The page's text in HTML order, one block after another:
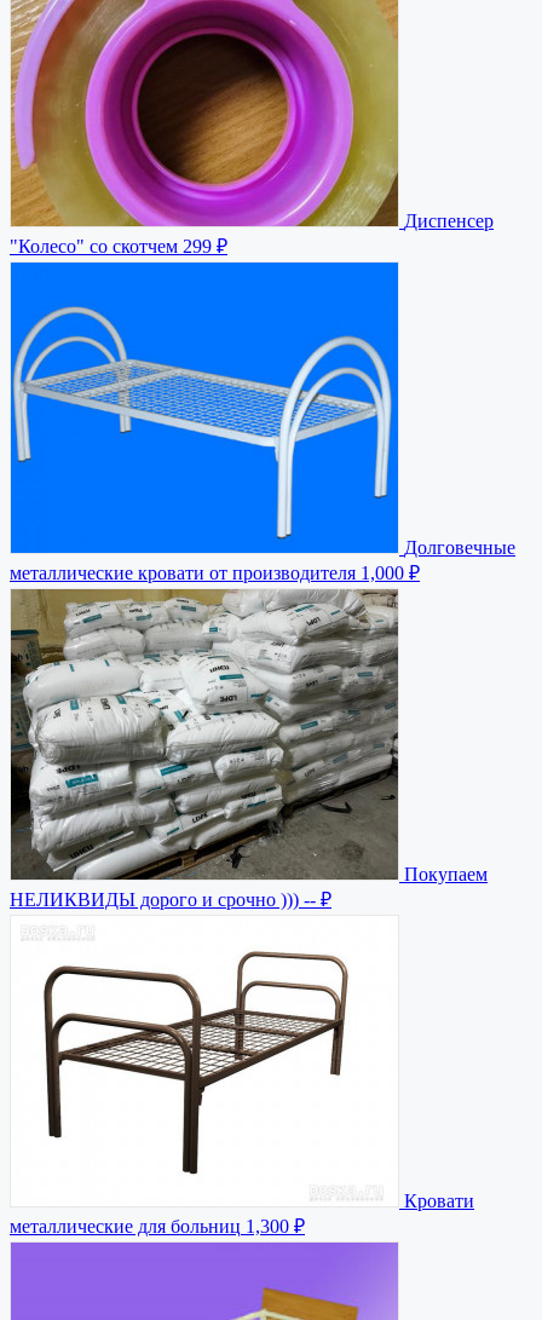
Диспенсер
"Колесо" со скотчем 299 ₽
Долговечные
металлические кровати от производителя 1,000 ₽
Покупаем
НЕЛИКВИДЫ дорого и срочно ))) -- ₽
Кровати
металлические для больниц 1,300 ₽